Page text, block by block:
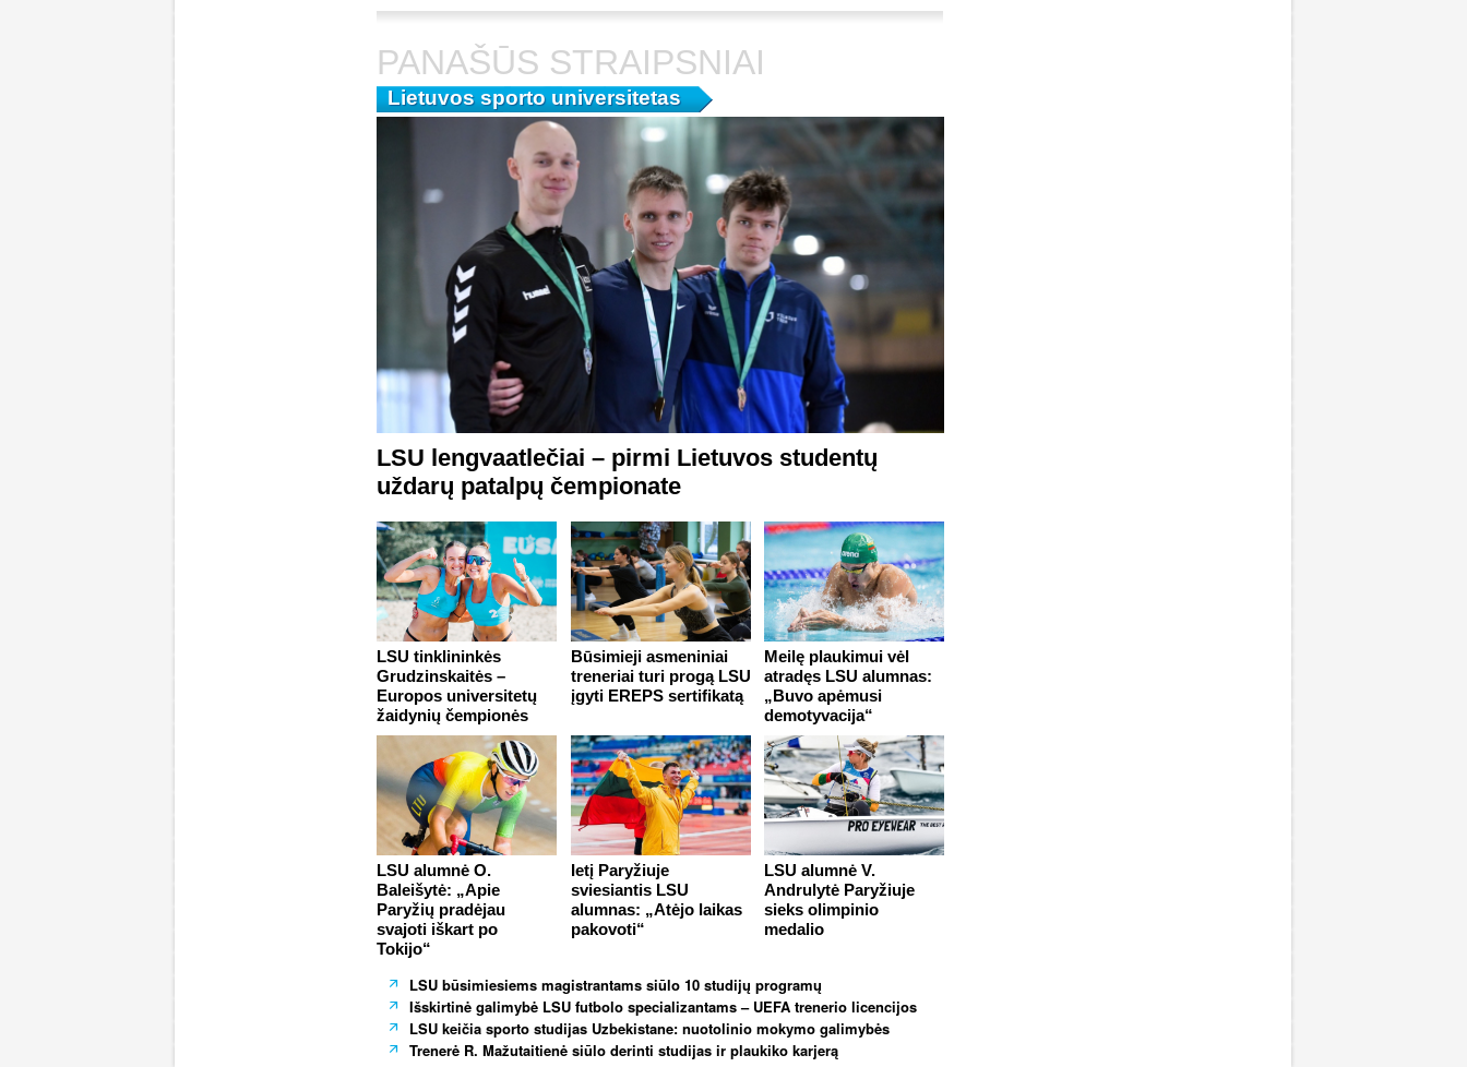
PANAŠŪS STRAIPSNIAI
Lietuvos sporto universitetas
LSU lengvaatlečiai – pirmi Lietuvos studentų
uždarų patalpų čempionate
LSU tinklininkės
Grudzinskaitės –
Europos universitetų
žaidynių čempionės
Būsimieji asmeniniai
treneriai turi progą LSU
įgyti EREPS sertifikatą
Meilę plaukimui vėl
atradęs LSU alumnas:
„Buvo apėmusi
demotyvacija“
LSU alumnė O.
Baleišytė: „Apie
Paryžių pradėjau
svajoti iškart po
Tokijo“
Ietį Paryžiuje
sviesiantis LSU
alumnas: „Atėjo laikas
pakovoti“
LSU alumnė V.
Andrulytė Paryžiuje
sieks olimpinio
medalio
LSU būsimiesiems magistrantams siūlo 10 studijų programų
Išskirtinė galimybė LSU futbolo specializantams – UEFA trenerio licencijos
LSU keičia sporto studijas Uzbekistane: nuotolinio mokymo galimybės
Trenerė R. Mažutaitienė siūlo derinti studijas ir plaukiko karjerą